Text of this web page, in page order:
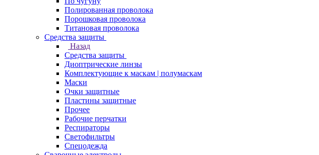
Полированная проволока
Порошковая проволока
Титановая проволока
Средства защиты
Назад
Средства защиты
Диоптрические линзы
Комплектующие к маскам | полумаскам
Маски
Очки защитные
Пластины защитные
Прочее
Рабочие перчатки
Респираторы
Светофильтры
Спецодежда